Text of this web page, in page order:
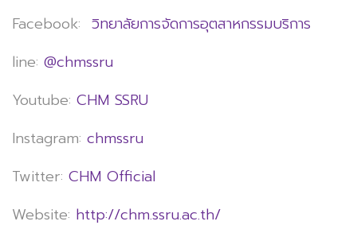
Facebook: วิทยาลัยการจัดการอุตสาหกรรมบริการ
line: @chmssru
Youtube: CHM SSRU
Instagram: chmssru
Twitter: CHM Official
Website: http://chm.ssru.ac.th/